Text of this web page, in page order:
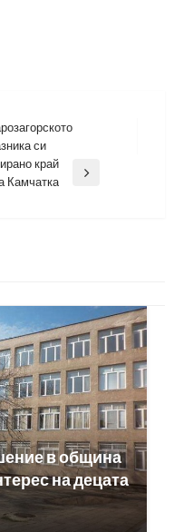
си
край
Камчатка
в община
на децата